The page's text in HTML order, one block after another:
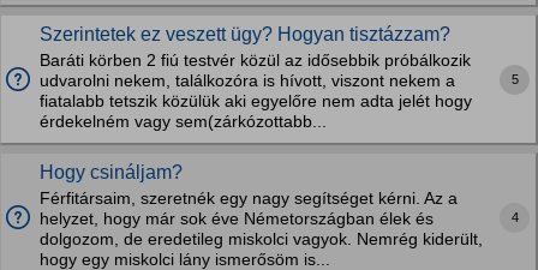
Szerintetek ez veszett ügy? Hogyan tisztázzam?
Baráti körben 2 fiú testvér közül az idősebbik próbálkozik
udvarolni nekem, találkozóra is hívott, viszont nekem a
fiatalabb tetszik közülük aki egyelőre nem adta jelét hogy
érdekelném vagy sem(zárkózottabb...
5
Hogy csináljam?
Férfitársaim, szeretnék egy nagy segítséget kérni. Az a
helyzet, hogy már sok éve Németországban élek és
dolgozom, de eredetileg miskolci vagyok. Nemrég kiderült,
hogy egy miskolci lány ismerősöm is...
4